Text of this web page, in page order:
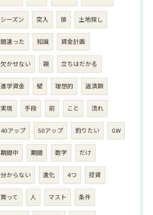
シーズン 突入 損 土地探し
間違った 知識 資金計画
欠かせない 親 立ちはだかる
進学資金 壁 理想的 返済額
実現 手段 前 こと 流れ
40アップ 50アップ 釣りたい GW
期間中 期間 数字 だけ
分からない 進化 4つ 投資
買って 人 マスト 条件